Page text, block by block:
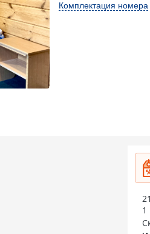
Комплектация номера
1